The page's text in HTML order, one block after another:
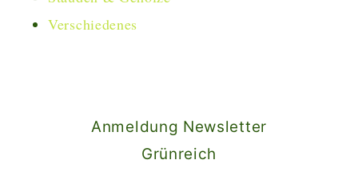
Verschiedenes
Anmeldung Newsletter
Grünreich